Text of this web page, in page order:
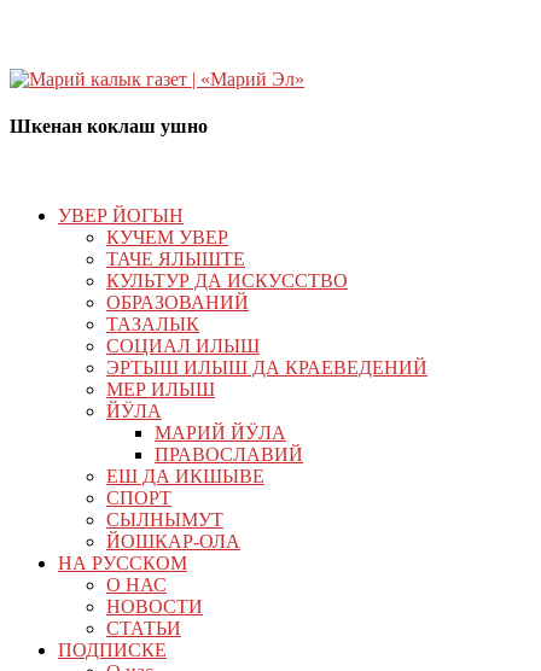
Шкенан коклаш ушно
УВЕР ЙОГЫН
КУЧЕМ УВЕР
ТАЧЕ ЯЛЫШТЕ
КУЛЬТУР ДА ИСКУССТВО
ОБРАЗОВАНИЙ
ТАЗАЛЫК
СОЦИАЛ ИЛЫШ
ЭРТЫШ ИЛЫШ ДА КРАЕВЕДЕНИЙ
МЕР ИЛЫШ
ЙӰЛА
МАРИЙ ЙӰЛА
ПРАВОСЛАВИЙ
ЕШ ДА ИКШЫВЕ
СПОРТ
СЫЛНЫМУТ
ЙОШКАР-ОЛА
НА РУССКОМ
О НАС
НОВОСТИ
СТАТЬИ
ПОДПИСКЕ